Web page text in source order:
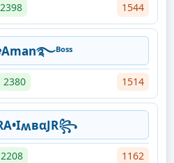
2398 1544
2380 1514
2208 1162